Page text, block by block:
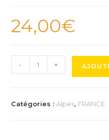
24,00€
quantité
de
- +
Catégories : Alpes, FRANCE